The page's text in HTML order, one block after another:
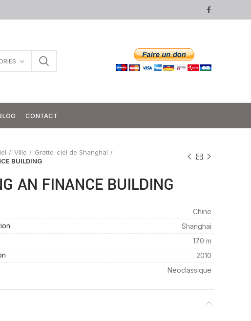
CONTACT
Ville
Gratte-ciel de Shanghai
BUILDING
AN FINANCE BUILDING
Chine
Shanghai
170 m
2010
Néoclassique